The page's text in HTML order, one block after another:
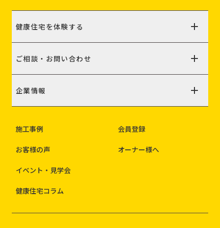
健康住宅を体験する
ご相談・お問い合わせ
企業情報
施工事例
お客様の声
イベント・見学会
健康住宅コラム
会員登録
オーナー様へ